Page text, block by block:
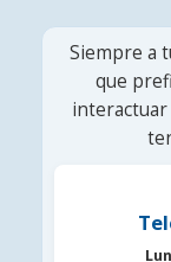
Siempre a
que
interactuar